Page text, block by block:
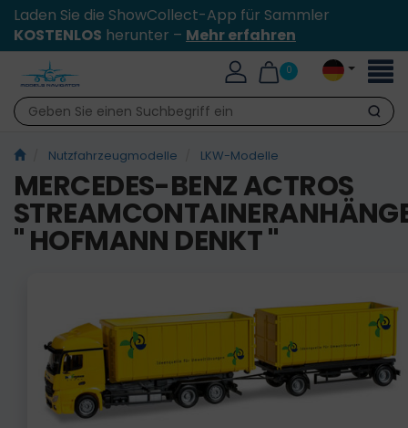
Laden Sie die ShowCollect-App für Sammler
KOSTENLOS herunter – Mehr erfahren
0
Suche
Nutzfahrzeugmodelle LKW-Modelle
MERCEDES-BENZ ACTROS
" HOFMANN DENKT "